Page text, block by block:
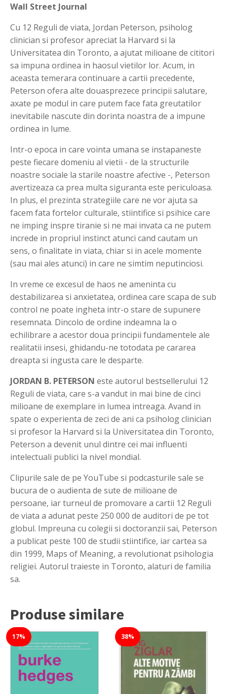
Wall Street Journal
Cu 12 Reguli de viata, Jordan Peterson, psiholog
clinician si profesor apreciat la Harvard si la
Universitatea din Toronto, a ajutat milioane de cititori
sa impuna ordinea in haosul vietilor lor. Acum, in
aceasta temerara continuare a cartii precedente,
Peterson ofera alte douasprezece principii salutare,
axate pe modul in care putem face fata greutatilor
inevitabile nascute din dorinta noastra de a impune
ordinea in lume.
Intr-o epoca in care vointa umana se instapaneste
peste fiecare domeniu al vietii - de la structurile
noastre sociale la starile noastre afective -, Peterson
avertizeaza ca prea multa siguranta este periculoasa.
In plus, el prezinta strategiile care ne vor ajuta sa
facem fata fortelor culturale, stiintifice si psihice care
ne imping inspre tiranie si ne mai invata ca ne putem
increde in propriul instinct atunci cand cautam un
sens, o finalitate in viata, chiar si in acele momente
(sau mai ales atunci) in care ne simtim neputinciosi.
In vreme ce excesul de haos ne ameninta cu
destabilizarea si anxietatea, ordinea care scapa de sub
control ne poate ingheta intr-o stare de supunere
resemnata. Dincolo de ordine indeamna la o
echilibrare a acestor doua principii fundamentele ale
realitatii insesi, ghidandu-ne totodata pe cararea
dreapta si ingusta care le desparte.
JORDAN B. PETERSON este autorul bestsellerului 12
Reguli de viata, care s-a vandut in mai bine de cinci
milioane de exemplare in lumea intreaga. Avand in
spate o experienta de zeci de ani ca psiholog clinician
si profesor la Harvard si la Universitatea din Toronto,
Peterson a devenit unul dintre cei mai influenti
intelectuali publici la nivel mondial.
Clipurile sale de pe YouTube si podcasturile sale se
bucura de o audienta de sute de milioane de
persoane, iar turneul de promovare a cartii 12 Reguli
de viata a adunat peste 250 000 de auditori de pe tot
globul. Impreuna cu colegii si doctoranzii sai, Peterson
a publicat peste 100 de studii stiintifice, iar cartea sa
din 1999, Maps of Meaning, a revolutionat psihologia
religiei. Autorul traieste in Toronto, alaturi de familia
sa.
Produse similare
17% 38%